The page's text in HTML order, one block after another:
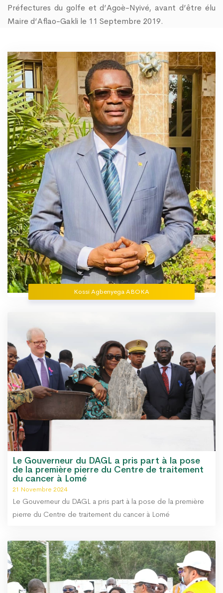
Préfectures du golfe et d’Agoè-Nyivé, avant d’être élu
Maire d’Aflao-Gakli le 11 Septembre 2019.
Kossi Agbenyega ABOKA
Le Gouverneur du DAGL a pris part à la pose
de la première pierre du Centre de traitement
du cancer à Lomé
21 Novembre 2024
Le Gouverneur du DAGL a pris part à la pose de la première
pierre du Centre de traitement du cancer à Lomé